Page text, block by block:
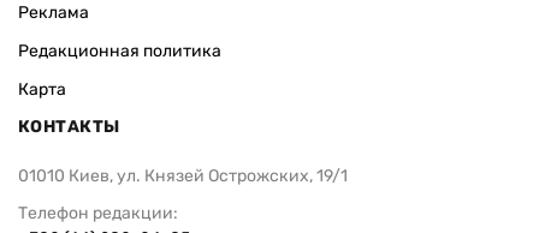
Реклама
Редакционная политика
Карта
КОНТАКТЫ
01010 Киев, ул. Князей Острожских, 19/1
Телефон редакции: